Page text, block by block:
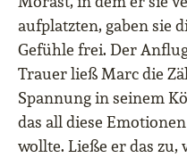
aufplatzten, gaben sie
Gefühle frei. Der
Trauer ließ Marc die
Spannung in seinem
das all diese
wollte. Ließe er das